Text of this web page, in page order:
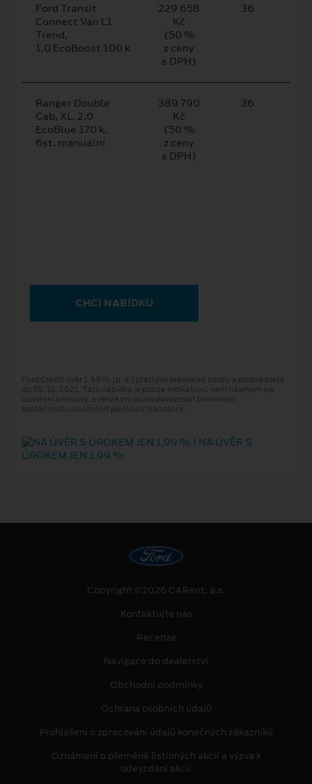
Ford Transit
Connect Van L1
Trend,
1.0 EcoBoost 100 k
229 658
Kč
(50 %
z ceny
s DPH)
36
Ranger Double
Cab, XL, 2.0
EcoBlue 170 k,
6st. manuální
389 790
Kč
(50 %
z ceny
s DPH)
36
CHCI NABÍDKU
Ford Credit úvěr 1,99 % (p. a.) platí pro právnické osoby a podnikatele
do 30. 12. 2021. Tato nabídka je pouze indikativní, není návrhem na
uzavření smlouvy, a nelze zní proto dovozovat povinnost
spolecnosti uskutečnit jakékoliv transakce.
Copyright ©2026 CARent, a.s.
Kontaktujte nás
Recenze
Navigace do dealerství
Obchodní podmínky
Ochrana osobních údajů
Prohlášení o zpracování údajů konečných zákazníků
Oznámení o přeměně listinných akcií a výzva k
odevzdání akcií